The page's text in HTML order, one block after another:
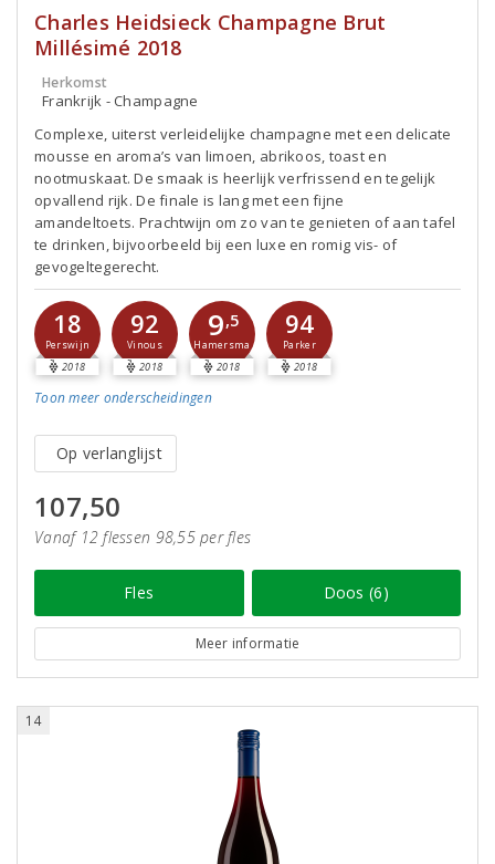
Charles Heidsieck Champagne Brut
Millésimé 2018
Herkomst
Frankrijk - Champagne
Complexe, uiterst verleidelijke champagne met een delicate
mousse en aroma’s van limoen, abrikoos, toast en
nootmuskaat. De smaak is heerlijk verfrissend en tegelijk
opvallend rijk. De finale is lang met een fijne
amandeltoets. Prachtwijn om zo van te genieten of aan tafel
te drinken, bijvoorbeeld bij een luxe en romig vis- of
gevogeltegerecht.
18
Perswijn
2018
92
Vinous
2018
9,5
Hamersma
2018
94
Parker
2018
Toon meer onderscheidingen
Op verlanglijst
107,50
Vanaf 12 flessen 98,55 per fles
Fles Doos (6)
Meer informatie
14